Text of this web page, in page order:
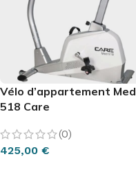
Vélo d’appartement Med
518 Care
(0)
425,00 €